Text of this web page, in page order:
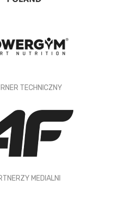
TECHNICZNY
MEDIALNI